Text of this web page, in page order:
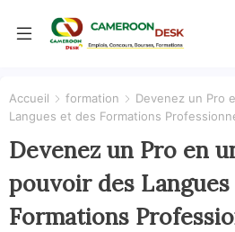
Accueil formation
Devenez un Pro
Langues et des Formations
Devenez un Pro en
pouvoir des
Formations